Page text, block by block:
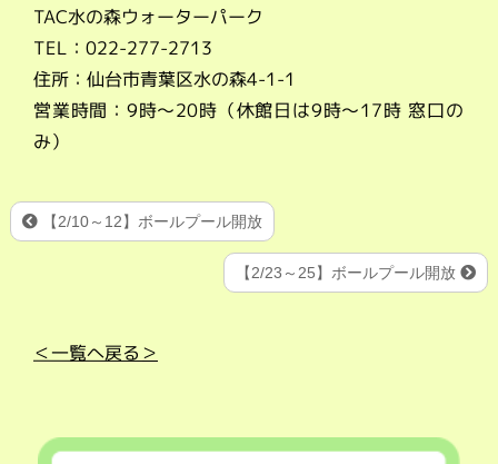
TAC水の森ウォーターパーク
TEL：022-277-2713
住所：仙台市青葉区水の森4-1-1
営業時間：9時～20時（休館日は9時～17時 窓口の
み）
【2/10～12】ボールプール開放
【2/23～25】ボールプール開放
＜一覧へ戻る＞